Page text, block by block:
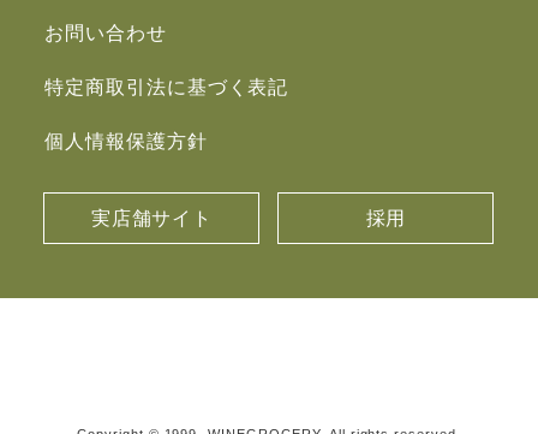
お問い合わせ
特定商取引法に基づく表記
個人情報保護方針
実店舗サイト 採用